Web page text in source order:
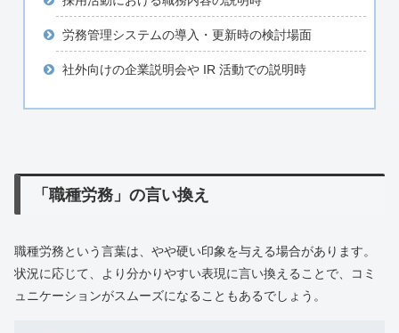
労務管理システムの導入・更新時の検討場面
社外向けの企業説明会や IR 活動での説明時
「職種労務」の言い換え
職種労務という言葉は、やや硬い印象を与える場合があります。
状況に応じて、より分かりやすい表現に言い換えることで、コミ
ュニケーションがスムーズになることもあるでしょう。